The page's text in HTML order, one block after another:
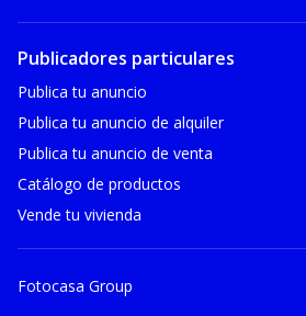
Publicadores particulares
Publica tu anuncio
Publica tu anuncio de alquiler
Publica tu anuncio de venta
Catálogo de productos
Vende tu vivienda
Fotocasa Group